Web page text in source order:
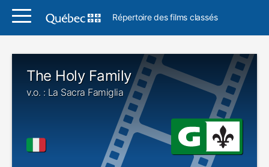
Répertoire des films classés
The Holy Family
v.o. : La Sacra Famiglia